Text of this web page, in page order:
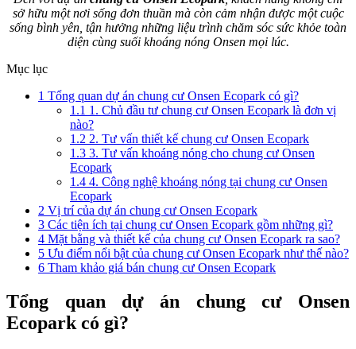
sở hữu một nơi sống đơn thuần mà còn cảm nhận được một cuộc
sống bình yên, tận hưởng những liệu trình chăm sóc sức khỏe toàn
diện cùng suối khoáng nóng Onsen mọi lúc.
Mục lục
1 Tổng quan dự án chung cư Onsen Ecopark có gì?
1.1 1. Chủ đầu tư chung cư Onsen Ecopark là đơn vị
nào?
1.2 2. Tư vấn thiết kế chung cư Onsen Ecopark
1.3 3. Tư vấn khoáng nóng cho chung cư Onsen
Ecopark
1.4 4. Công nghệ khoáng nóng tại chung cư Onsen
Ecopark
2 Vị trí của dự án chung cư Onsen Ecopark
3 Các tiện ích tại chung cư Onsen Ecopark gồm những gì?
4 Mặt bằng và thiết kế của chung cư Onsen Ecopark ra sao?
5 Ưu điểm nổi bật của chung cư Onsen Ecopark như thế nào?
6 Tham khảo giá bán chung cư Onsen Ecopark
Tổng quan dự án chung cư Onsen
Ecopark có gì?